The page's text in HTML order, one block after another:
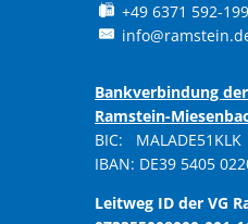
+49 6371 592-199
Bankverbindung
Ramstein-
BIC: MALADE51KLK
IBAN: DE39 5405
Leitweg ID der VG